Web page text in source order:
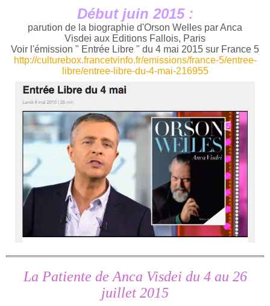
Début juin 2015 :
parution de la biographie d'Orson Welles par Anca
Visdei aux Editions Fallois, Paris
Voir l'émission " Entrée Libre " du 4 mai 2015 sur France 5
http://culturebox.francetvinfo.fr/emissions/france-5/entree-
libre/entree-libre-du-4-mai-216955
La Patiente de Anca Visdei du 4 au 26
juillet 2015